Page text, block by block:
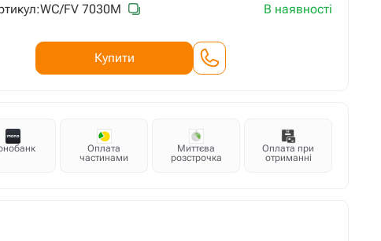
WС/FV 7030М В наявності
Купити
Оплата
частинами
Миттєва
розстрочка
Оплата при
отриманні